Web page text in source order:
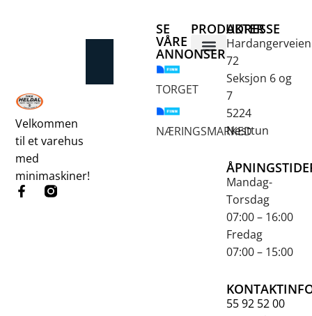
Velkommen
til et varehus
med
minimaskiner!
ADRESSE
Hardangerveien
72
Seksjon 6 og
7
5224
Nesttun
Mandag-
Torsdag
07:00 – 16:00
Fredag
07:00 – 15:00
55 92 52 00
PRODUKTER
SE
VÅRE
ANNONSER
TORGET
NÆRINGSMARKED